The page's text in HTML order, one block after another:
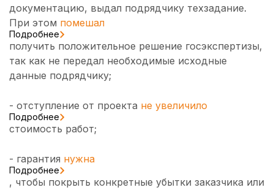
документацию, выдал подрядчику техзадание.
При этом помешал
Подробнее
получить положительное решение госэкспертизы,
так как не передал необходимые исходные
данные подрядчику;
- отступление от проекта не увеличило
Подробнее
стоимость работ;
- гарантия нужна
Подробнее
, чтобы покрыть конкретные убытки заказчика или